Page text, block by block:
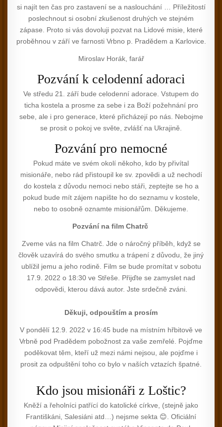
si najít ten čas pro zastavení se a naslouchání … Příležitostí
poslechnout si osobní zkušenost druhých ve stejném
zápase. Proto si vás dovoluji pozvat na Lidové misie, které
proběhnou v září ve farnosti Vrbno p. Pradědem a Karlovice.
Miroslav Horák, farář
Pozvání k celodenní adoraci
Ve středu 21. září bude celodenní adorace. Vstupem do
ticha kostela a prosme za sebe i za Boží požehnání pro
sebe, ale i pro generace, které přicházejí po nás. Nebojme
se prosit o pokoj ve světe, zvlášť na Ukrajině.
Pozvání pro nemocné
Pokud máte ve svém okolí někoho, kdo by přivítal
misionáře, nebo rád přistoupil ke sv. zpovědi a už nechodí
do kostela z důvodu nemoci nebo stáři, zeptejte se ho a
pokud bude mít zájem napište ho do seznamu v kostele,
nebo to osobně oznamte misionářům. Děkujeme.
Pozvání na film Chatrč
Zveme vás na film Chatrč. Jde o náročný příběh, když se
člověk uzavírá do svého smutku a trápení z důvodu, že jiný
ublížil jemu a jeho rodině. Film se bude promítat v sobotu
17.9. 2022 o 18:30 ve Střeše. Přijďte se zamyslet nad
odpovědi, kterou dává autor. Jste srdečně zváni.
Děkuji, odpouštím a prosím
V pondělí 12.9. 2022 v 16:45 bude na místním hřbitově ve
Vrbně pod Pradědem pobožnost za vaše zemřelé. Pojďme
poděkovat těm, kteří už mezi námi nejsou, ale pojďme i
prosit za odpuštění toho co bylo v naších vztazích špatné.
Kdo jsou misionáři z Loštic?
Kněží a řeholníci patřící do katolické církve, (stejně jako
Františkáni, Salesiáni atd…) nejsme sekta 😊. Oficiální